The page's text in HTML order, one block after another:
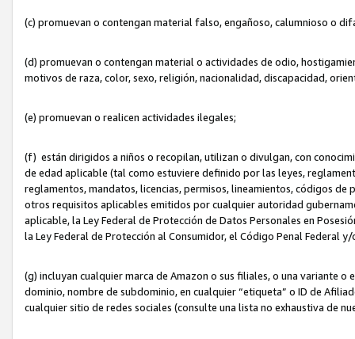
(c) promuevan o contengan material falso, engañoso, calumnioso o
(d) promuevan o contengan material o actividades de odio,
motivos de raza, color, sexo, religión, nacionalidad, discapacidad,
(e) promuevan o realicen actividades ilegales;
(f) están dirigidos a niños o recopilan, utilizan o divulgan, con
de edad aplicable (tal como estuviere definido por las leyes,
reglamentos, mandatos, licencias, permisos, lineamientos, códigos
otros requisitos aplicables emitidos por cualquier autoridad
aplicable, la Ley Federal de Protección de Datos Personales en
la Ley Federal de Protección al Consumidor, el Código Penal Federal
(g) incluyan cualquier marca de Amazon o sus filiales, o una variante
dominio, nombre de subdominio, en cualquier “etiqueta” o ID de
cualquier sitio de redes sociales (consulte una lista no exhaustiva de